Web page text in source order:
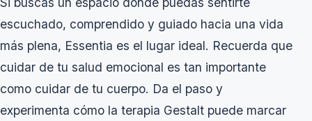
escuchado, comprendido y guiado hacia una vida
más plena, Essentia es el lugar ideal. Recuerda que
cuidar de tu salud emocional es tan importante
como cuidar de tu cuerpo. Da el paso y
experimenta cómo la terapia Gestalt puede marcar